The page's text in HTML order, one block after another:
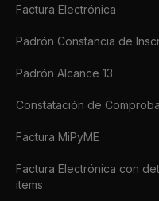
Factura Electrónica
Padrón Constancia de
Padrón Alcance 13
Constatación de
Factura MiPyME
Factura Electrónica con
items